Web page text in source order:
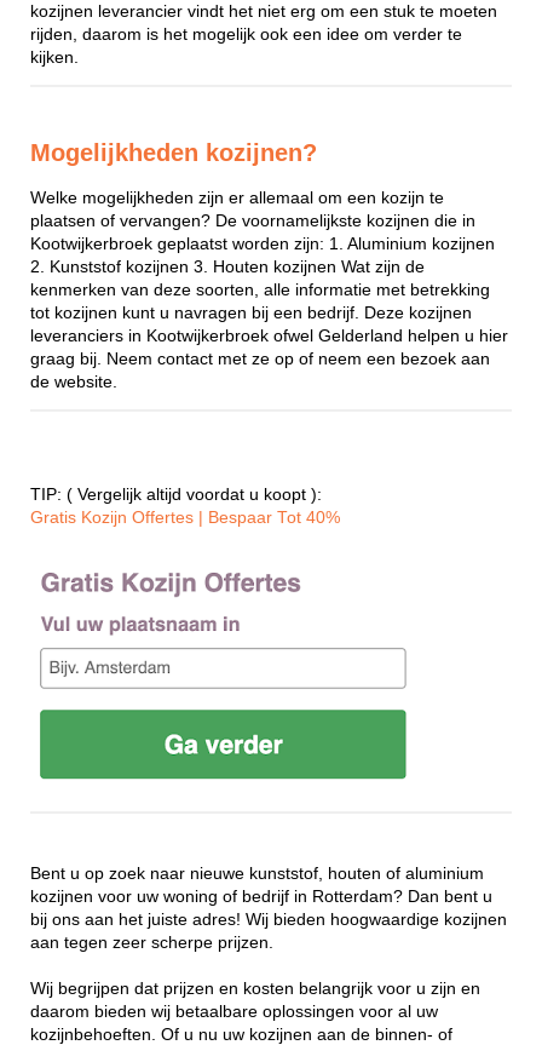
kozijnen leverancier vindt het niet erg om een stuk te moeten
rijden, daarom is het mogelijk ook een idee om verder te
kijken.
Mogelijkheden kozijnen?
Welke mogelijkheden zijn er allemaal om een kozijn te
plaatsen of vervangen? De voornamelijkste kozijnen die in
Kootwijkerbroek geplaatst worden zijn: 1. Aluminium kozijnen
2. Kunststof kozijnen 3. Houten kozijnen Wat zijn de
kenmerken van deze soorten, alle informatie met betrekking
tot kozijnen kunt u navragen bij een bedrijf. Deze kozijnen
leveranciers in Kootwijkerbroek ofwel Gelderland helpen u hier
graag bij. Neem contact met ze op of neem een bezoek aan
de website.
TIP: ( Vergelijk altijd voordat u koopt ):
Gratis Kozijn Offertes | Bespaar Tot 40%‎
Bent u op zoek naar nieuwe kunststof, houten of aluminium
kozijnen voor uw woning of bedrijf in Rotterdam? Dan bent u
bij ons aan het juiste adres! Wij bieden hoogwaardige kozijnen
aan tegen zeer scherpe prijzen.
Wij begrijpen dat prijzen en kosten belangrijk voor u zijn en
daarom bieden wij betaalbare oplossingen voor al uw
kozijnbehoeften. Of u nu uw kozijnen aan de binnen- of